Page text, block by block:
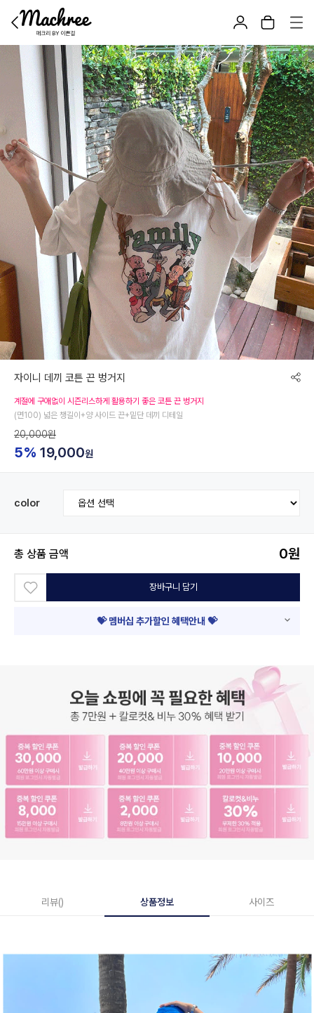
자이니 데끼 코튼 끈 벙거지
계절에 구애없이 시즌리스하게 활용하기 좋은 코튼 끈 벙거지
(면100) 넓은 챙길이+양 사이드 끈+밑단 데끼 디테일
20,000원
5% 19,000원
color
총 상품 금액 0원
장바구니 담기
💝 멤버십 추가할인 혜택안내 💝
리뷰() 상품정보 사이즈